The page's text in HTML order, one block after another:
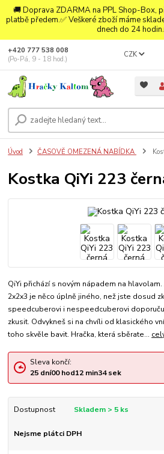
🚚 Doprava ZDARMA na PPL Shop-Box,
platbě předem.✅ Veškeré zboží máme
dnech do 24
CZK
+420 777 538 008
(Po-Pá, 9 - 18 hod.)
Úvod ČASOVĚ OMEZENÁ NABÍDKA
Kostka QiYi 223
QiYi přichází s novým nápadem na
2x2x3 je něco úplně jiného, než jste dosud
speedcuberovi i nespeedcuberovi
zkusit. Odvykneš si na chvíli od klasického
toho skvěle bavit. Hračka, která sběrate...
Sleva končí:
25 dní00hod12min34sek
Dostupnost Skladem > 5 ks
Nejsme plátci DPH